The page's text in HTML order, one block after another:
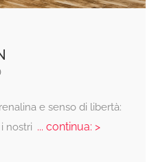
e senso di libertà:
nostri ... continua: >